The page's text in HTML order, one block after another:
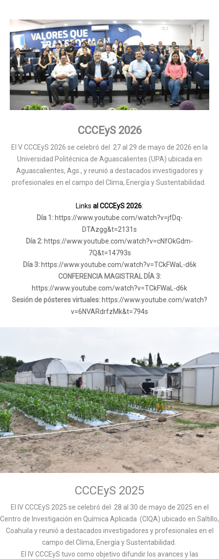
CCCEyS 2026
El V CCCEyS 2026 se celebró del 27 al 29 de mayo de 2026 en la
Universidad Politécnica de Aguascalientes (UPA) ubicada en
Aguascalientes, Ags., y reunió a destacados investigadores y
profesionales en el campo del Clima, Energía y Sustentabilidad.
Links al CCCEyS 2026:
Día 1: https://www.youtube.com/watch?v=jfDq-
DTAzgg&t=2131s
Día 2: https://www.youtube.com/watch?v=cNfOkGdm-
7Q&t=14793s
Día 3: https://www.youtube.com/watch?v=TCkFWaL-d6k
CONFERENCIA MAGISTRAL DÍA 3:
https://www.youtube.com/watch?v=TCkFWaL-d6k
Sesión de pósteres virtuales: https://www.youtube.com/watch?
v=6NVARdrfzMk&t=794s
CCCEyS 2025
El IV CCCEyS 2025 se celebró del 28 al 30 de mayo de 2025 en el
Centro de Investigación en Química Aplicada (CIQA) ubicado en Saltillo,
Coahuila y reunió a destacados investigadores y profesionales en el
campo del Clima, Energía y Sustentabilidad.
El IV CCCEyS tuvo como objetivo difundir los avances y las